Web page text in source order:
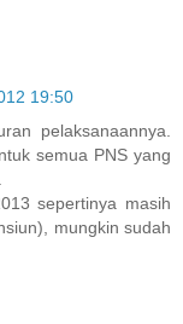
19:50
pelaksanaannya.
semua PNS yang
sepertinya masih
mungkin sudah